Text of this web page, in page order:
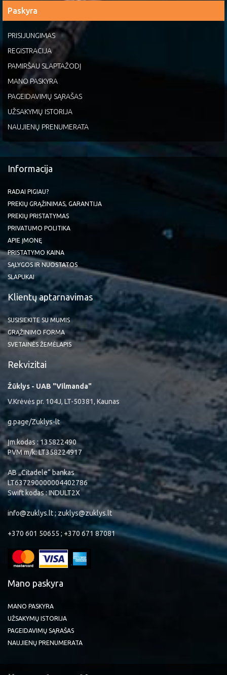
Paskyra
PRISIJUNGIMAS
REGISTRACIJA
PAMIRŠAU SLAPTAŽODĮ
MANO PASKYRA
PAGEIDAVIMŲ SĄRAŠAS
UŽSAKYMŲ ISTORIJA
NAUJIENŲ PRENUMERATA
Informacija
RADAI PIGIAU?
PREKIŲ GRĄŽINIMAS, GARANTIJA
PREKIŲ PRISTATYMAS
PRIVATUMO POLITIKA
APIE ĮMONĘ
PRISTATYMO KAINA
SĄLYGOS IR NUOSTATOS
SLAPUKAI
Klientų aptarnavimas
SUSISIEKITE SU MUMIS
GRĄŽINIMO FORMA
SVETAINĖS ŽEMĖLAPIS
Rekvizitai
Žūklys - UAB "Vilmanda"
V.Krėvės pr. 104J, LT-50381, Kaunas
g.page/Zuklys-lt
Įm.kodas : 135822490
PVM m/k: LT358224917
AB „Citadele“ bankas
LT637290000004402786
Swift kodas : INDULT2X
info@zuklys.lt ; zuklys@zuklys.lt
+370 601 50655 ; +370 671 87081
Mano paskyra
MANO PASKYRA
UŽSAKYMŲ ISTORIJA
PAGEIDAVIMŲ SĄRAŠAS
NAUJIENŲ PRENUMERATA